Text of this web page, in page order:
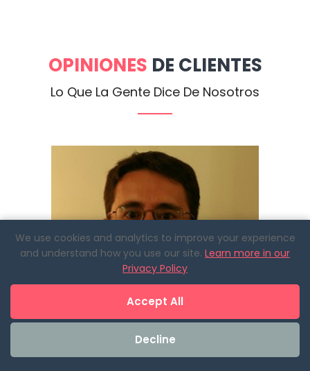
OPINIONES DE CLIENTES
Lo Que La Gente Dice De Nosotros
We use cookies and analytics to improve your experience
and understand how you use our site. Learn more in our
Privacy Policy
Accept All
Decline